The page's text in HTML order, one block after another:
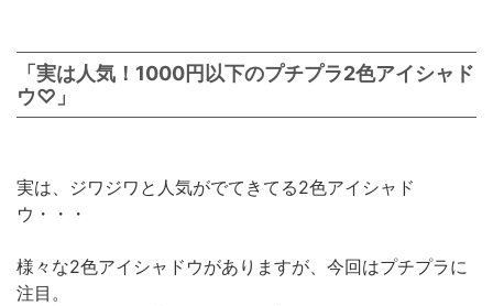
「実は人気！1000円以下のプチプラ2色アイシャド
ウ♡」
実は、ジワジワと人気がでてきてる2色アイシャド
ウ・・・
様々な2色アイシャドウがありますが、今回はプチプラに
注目。